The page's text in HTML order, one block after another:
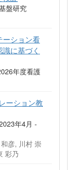
盤研究
ーション看
に基づく
年度看護
ーション教
年4月 -
彦, 川村 崇
彩乃